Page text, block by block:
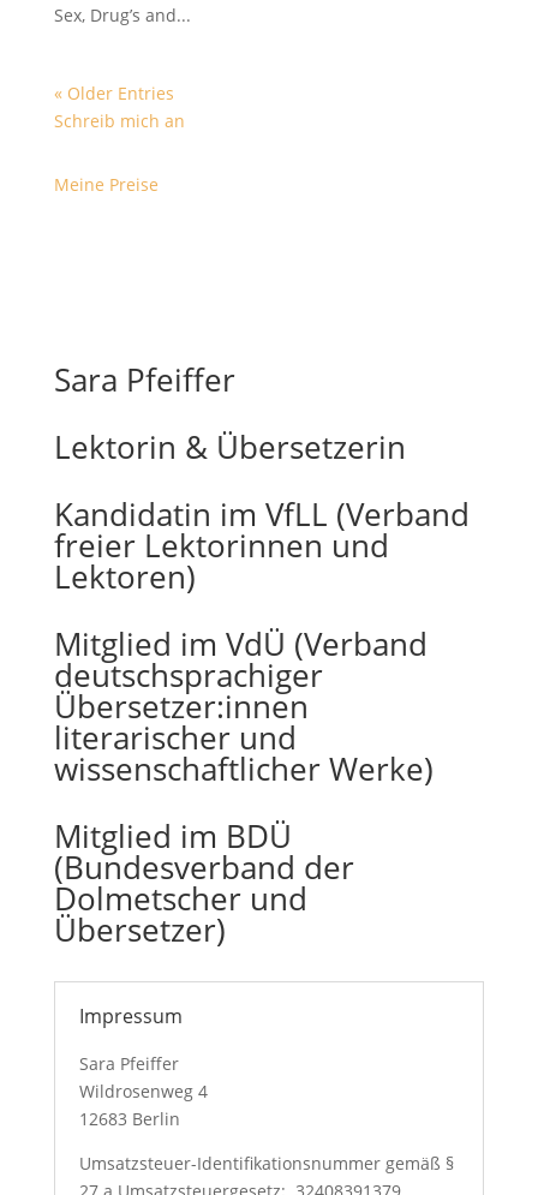
Sex, Drug’s and...
« Older Entries
Schreib mich an
Meine Preise
Sara Pfeiffer
Lektorin & Übersetzerin
Kandidatin im VfLL (Verband
freier Lektorinnen und
Lektoren)
Mitglied im VdÜ (Verband
deutschsprachiger
Übersetzer:innen
literarischer und
wissenschaftlicher Werke)
Mitglied im BDÜ
(Bundesverband der
Dolmetscher und
Übersetzer)
Impressum
Sara Pfeiffer
Wildrosenweg 4
12683 Berlin
Umsatzsteuer-Identifikationsnummer gemäß §